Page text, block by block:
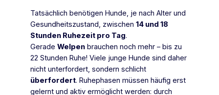
Tatsächlich benötigen Hunde, je nach Alter und
Gesundheitszustand, zwischen 14 und 18
Stunden Ruhezeit pro Tag.
Gerade Welpenbrauchen noch mehr – bis zu
22 Stunden Ruhe! Viele junge Hunde sind daher
nicht unterfordert, sondern schlicht
überfordert. Ruhephasen müssen häufig erst
gelernt und aktiv ermöglicht werden: durch